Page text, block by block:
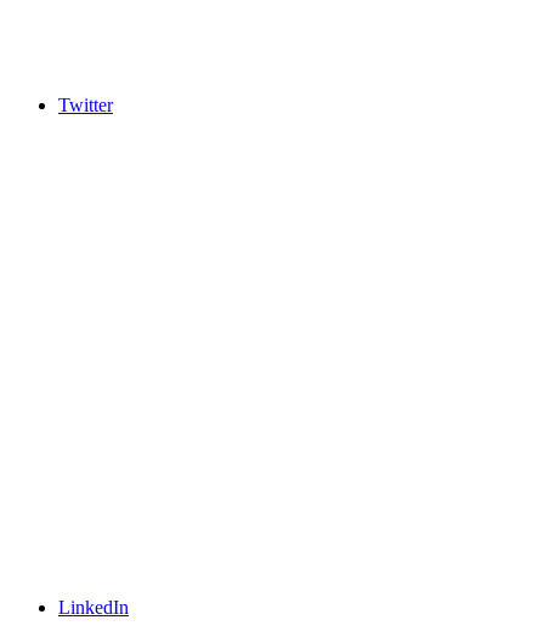
Twitter
LinkedIn